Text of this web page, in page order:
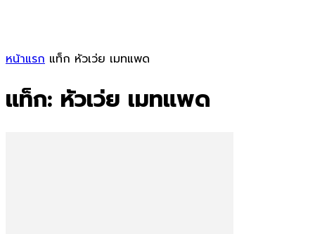
หน้าแรก แท็ก หัวเว่ย เมทแพด
แท็ก: หัวเว่ย เมทแพด